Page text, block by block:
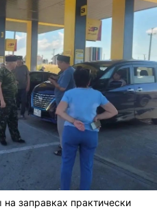
заправках практически